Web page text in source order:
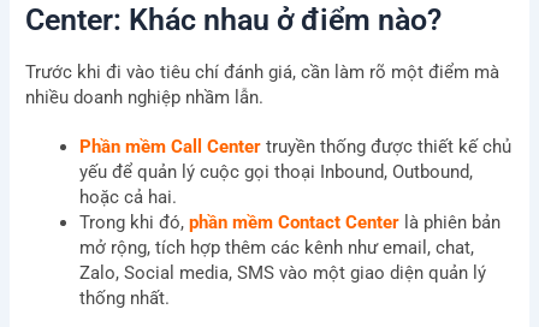
Center: Khác nhau ở điểm nào?
Trước khi đi vào tiêu chí đánh giá, cần làm rõ một điểm mà
nhiều doanh nghiệp nhầm lẫn.
Phần mềm Call Centertruyền thống được thiết kế chủ
yếu để quản lý cuộc gọi thoại Inbound, Outbound,
hoặc cả hai.
Trong khi đó, phần mềm Contact Centerlà phiên bản
mở rộng, tích hợp thêm các kênh như email, chat,
Zalo, Social media, SMS vào một giao diện quản lý
thống nhất.